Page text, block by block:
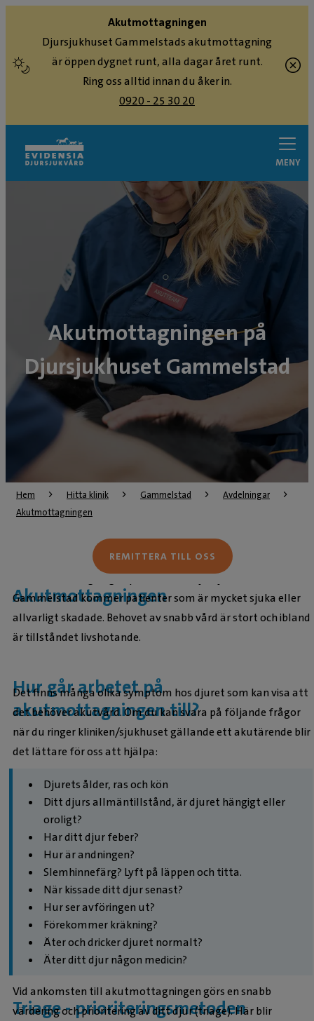
Akutmottagningen
Djursjukhuset Gammelstads akutmottagning
är öppen dygnet runt, alla dagar året runt.
Ring oss alltid innan du åker in.
0920 - 25 30 20
MENY
Akutmottagningen på
Djursjukhuset Gammelstad
Hem Hitta klinik Gammelstad
Avdelningar
Akutmottagningen
Akutmottagningen
Till akutmottagningen på Evidensia Djursjukhus
Gammelstad kommer patienter som är mycket sjuka eller
allvarligt skadade. Behovet av snabb vård är stort och ibland
är tillståndet livshotande.
Hur går arbetet på
akutmottagningen till?
Det finns många olika symptom hos djuret som kan visa att
det behöver akutvård. Om du kan svara på följande frågor
när du ringer kliniken/sjukhuset gällande ett akutärende blir
det lättare för oss att hjälpa:
Djurets ålder, ras och kön
Ditt djurs allmäntillstånd, är djuret hängigt eller
oroligt?
Har ditt djur feber?
Hur är andningen?
Slemhinnefärg? Lyft på läppen och titta.
När kissade ditt djur senast?
Hur ser avföringen ut?
Förekommer kräkning?
Äter och dricker djuret normalt?
Äter ditt djur någon medicin?
Triage - prioriteringsmetoden
Vid ankomsten till akutmottagningen görs en snabb
värdering och prioritering av ditt djur (triage). Här blir
REMITTERA TILL OSS